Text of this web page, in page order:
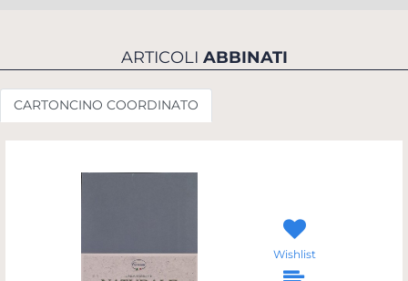
ARTICOLI ABBINATI
CARTONCINO COORDINATO
Wishlist